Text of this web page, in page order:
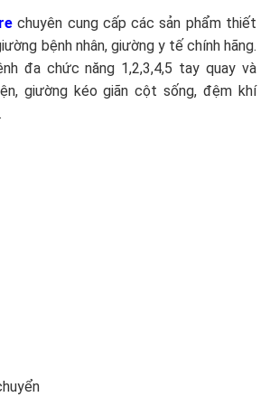
chuyên cung cấp các sản phẩm thiết
bệnh nhân, giường y tế chính hãng.
đa chức năng 1,2,3,4,5 tay quay và
giường kéo giãn cột sống, đệm khí